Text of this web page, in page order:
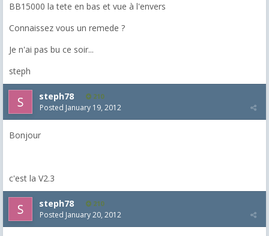
BB15000 la tete en bas et vue à l'envers
Connaissez vous un remede ?
Je n'ai pas bu ce soir...
steph
steph78 210
Posted January 19, 2012
Bonjour
c'est la V2.3
steph78 210
Posted January 20, 2012